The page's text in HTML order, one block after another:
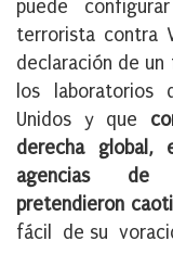
puede
terrorista contra
declaración de
los laboratorios
Unidos y que
derecha global,
agencias de
pretendieron
fácil de su